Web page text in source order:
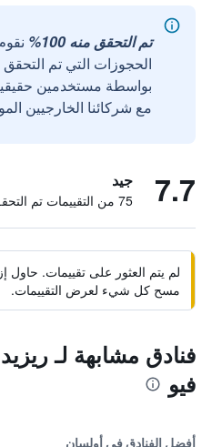
تم التحقق منه 100%
الحجوزات التي تم
مع شركائنا الخارجيين
7.7 جيد
75 من التقييمات تم التحقق منها
لم يتم العثور على تقييمات. حاول
مسح كل شيء لعرض التقييمات.
فنادق مشابهة لـ
فيو
أفضل الفنادق في أولسان